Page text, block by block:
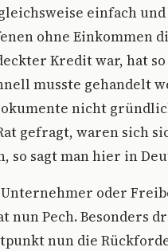
einfach und
ohne Einkommen
Kredit war, hat
musste gehandelt
nicht
gefragt, waren sich
sagt man hier in
Unternehmer oder
nun Pech. Besonders
nun die